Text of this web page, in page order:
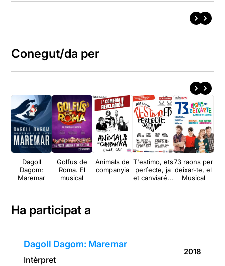
Conegut/da per
Dagoll
Dagom:
Maremar
Golfus de
Roma. El
musical
Animals de
companyia
T'estimo, ets
perfecte, ja
et canviaré...
73 raons per
deixar-te, el
Musical
Ha participat a
Dagoll Dagom: Maremar
Intèrpret
2018